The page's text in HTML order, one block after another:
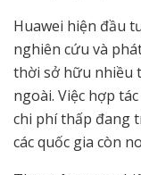
Huawei hiện đầu
nghiên cứu và
thời sở hữu nhiều
ngoài. Việc hợp
chi phí thấp đang
các quốc gia còn